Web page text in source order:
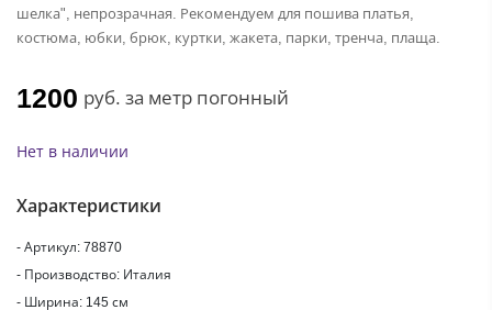
шелка", непрозрачная. Рекомендуем для пошива платья,
костюма, юбки, брюк, куртки, жакета, парки, тренча, плаща.
1200 руб. за метр погонный
Нет в наличии
Характеристики
- Артикул: 78870
- Производство: Италия
- Ширина: 145 см